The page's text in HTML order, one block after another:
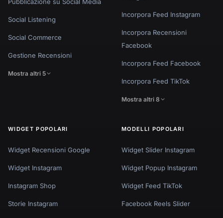
Pubblicazione su Social Media
Social Listening
Social Commerce
Gestione Recensioni
Mostra altri 5
Incorpora Feed Instagram
Incorpora Recensioni
Facebook
Incorpora Feed Facebook
Incorpora Feed TikTok
Mostra altri 8
WIDGET POPOLARI
Widget Recensioni Google
Widget Instagram
Instagram Shop
Storie Instagram
MODELLI POPOLARI
Widget Slider Instagram
Widget Popup Instagram
Widget Feed TikTok
Facebook Reels Slider